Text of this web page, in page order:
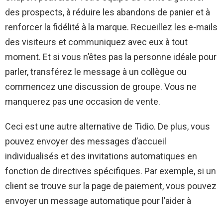
des prospects, à réduire les abandons de panier et à
renforcer la fidélité à la marque. Recueillez les e-mails
des visiteurs et communiquez avec eux à tout
moment. Et si vous n’êtes pas la personne idéale pour
parler, transférez le message à un collègue ou
commencez une discussion de groupe. Vous ne
manquerez pas une occasion de vente.
Ceci est une autre alternative de Tidio. De plus, vous
pouvez envoyer des messages d’accueil
individualisés et des invitations automatiques en
fonction de directives spécifiques. Par exemple, si un
client se trouve sur la page de paiement, vous pouvez
envoyer un message automatique pour l’aider à